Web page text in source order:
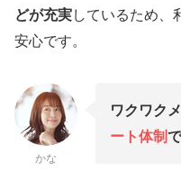
どが充実しているため、
安心です。
かな
ワクワク
ー ト体制